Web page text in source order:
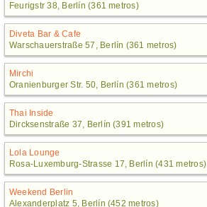
Feurigstr 38, Berlín (361 metros)
Diveta Bar & Cafe
Warschauerstraße 57, Berlín (361 metros)
Mirchi
Oranienburger Str. 50, Berlín (361 metros)
Thai Inside
Dircksenstraße 37, Berlín (391 metros)
Lola Lounge
Rosa-Luxemburg-Strasse 17, Berlín (431 metros)
Weekend Berlin
Alexanderplatz 5, Berlín (452 metros)